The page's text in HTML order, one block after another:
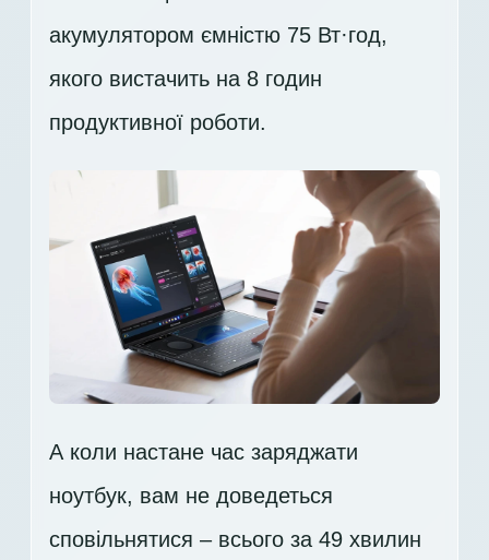
акумулятором ємністю 75 Вт·год,
якого вистачить на 8 годин
продуктивної роботи.
А коли настане час заряджати
ноутбук, вам не доведеться
сповільнятися – всього за 49 хвилин